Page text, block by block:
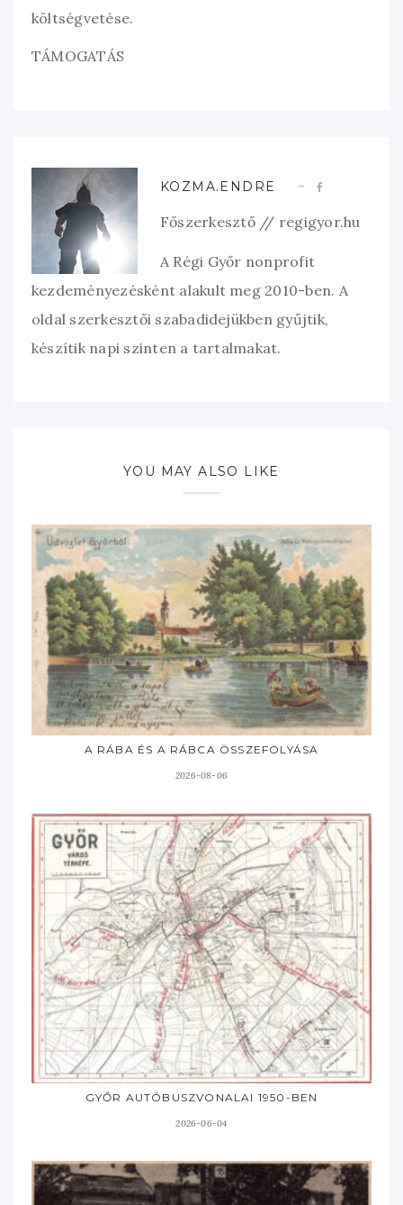
költségvetése.
TÁMOGATÁS
KOZMA.ENDRE
Főszerkesztő // regigyor.hu
A Régi Győr nonprofit
kezdeményezésként alakult meg 2010-ben. A
oldal szerkesztői szabadidejükben gyűjtik,
készítik napi szinten a tartalmakat.
YOU MAY ALSO LIKE
A RÁBA ÉS A RÁBCA ÖSSZEFOLYÁSA
2026-08-06
GYŐR AUTÓBUSZVONALAI 1950-BEN
2026-06-04